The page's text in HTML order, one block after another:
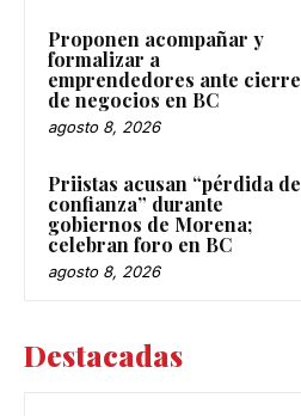
Proponen acompañar y
formalizar a
emprendedores ante cierre
de negocios en BC
agosto 8, 2026
Priistas acusan “pérdida de
confianza” durante
gobiernos de Morena;
celebran foro en BC
agosto 8, 2026
Destacadas